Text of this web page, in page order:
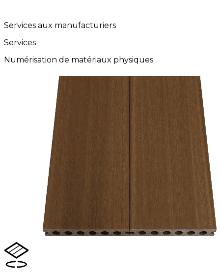
Services aux manufacturiers
Services
Numérisation de matériaux physiques